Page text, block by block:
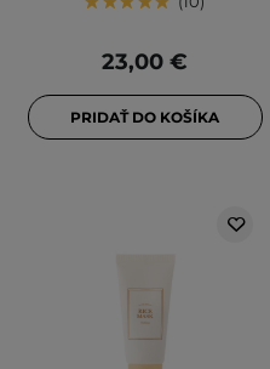
23,00 €
PRIDAŤ DO KOŠÍKA